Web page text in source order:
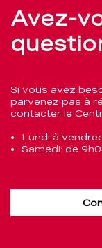
Avez-
Si vous avez
parvenez pas à
contacter le
Lundi à
Samedi: de